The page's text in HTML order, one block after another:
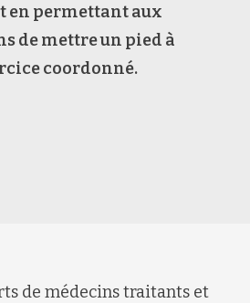
en permettant aux
de mettre un pied à
coordonné.
de médecins traitants et